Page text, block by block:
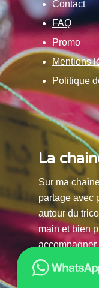
Contact
FAQ
Promo
Mentions
Politique
La
Sur ma
partage avec
autour du
main et bien
accompagner